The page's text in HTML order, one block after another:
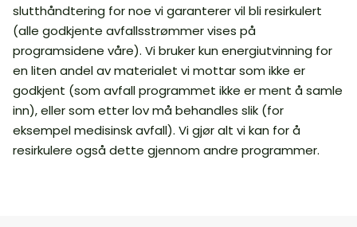
slutthåndtering for noe vi garanterer vil bli resirkulert
(alle godkjente avfallsstrømmer vises på
programsidene våre). Vi bruker kun energiutvinning for
en liten andel av materialet vi mottar som ikke er
godkjent (som avfall programmet ikke er ment å samle
inn), eller som etter lov må behandles slik (for
eksempel medisinsk avfall). Vi gjør alt vi kan for å
resirkulere også dette gjennom andre programmer.